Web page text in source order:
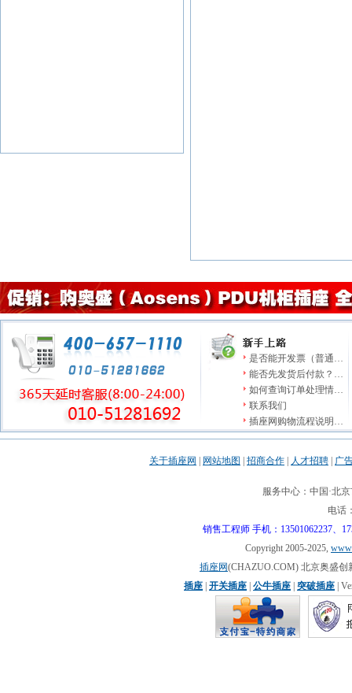
是否能开发票（普通…
能否先发货后付款？…
如何查询订单处理情…
联系我们
插座网购物流程说明…
关于插座网 网站地图 招商合作 人才招聘 广
服务中心：中国·北
电话
销售工程师 手机：13501062237、
Copyright 2005-2025,
插座网(CHAZUO.COM) 北京奥盛
插座 开关插座 公牛插座 突破插座 |